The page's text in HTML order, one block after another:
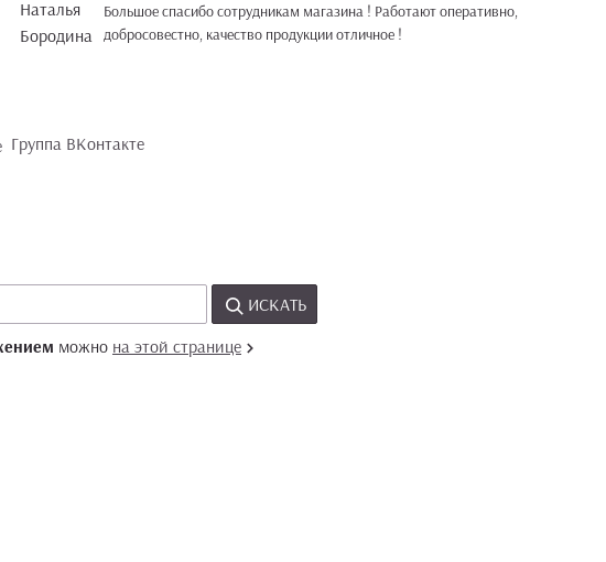
Большое спасибо сотрудникам магазина ! Работают оперативно,
добросовестно, качество продукции отличное !
Группа ВКонтакте
ИСКАТЬ
можно на этой странице